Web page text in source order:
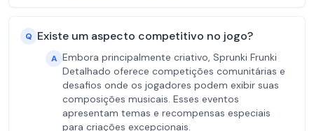
Q Existe um aspecto competitivo no jogo?
A Embora principalmente criativo, Sprunki Frunki
Detalhado oferece competições comunitárias e
desafios onde os jogadores podem exibir suas
composições musicais. Esses eventos
apresentam temas e recompensas especiais
para criações excepcionais.